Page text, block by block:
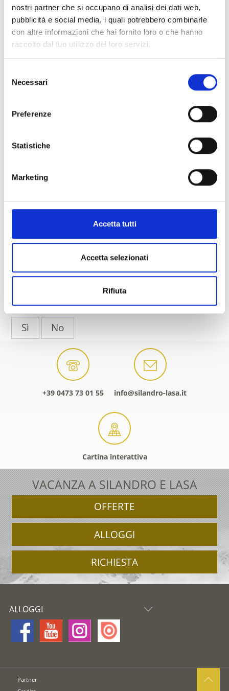
nostri partner che si occupano di analisi dei dati web,
pubblicità e social media, i quali potrebbero combinarle
con altre informazioni che hai fornito loro o che hanno
raccolto dal tuo utilizzo dei loro servizi.
delNecessari
Preferenze
Statistiche
Marketing
Accetta tutti
Accetta selezionati
Rifiuta
Anche i negozi di Silandro saranno aperti sabato e
domenica, sia la mattina che il pomeriggio – l’ideale
per lo shopping natalizio tra suoni e luci di Natale.
Informazioni
Via Cappuccini 10
info@schlanders-laas.it
torna ai top eventi
IL CONTENUTO VI È STATO UTILE?
Sì
No
+39 0473 73 01 55 info@silandro-lasa.it
Cartina interattiva
VACANZA A SILANDRO E LASA
OFFERTE
ALLOGGI
RICHIESTA
ALLOGGI
Partner